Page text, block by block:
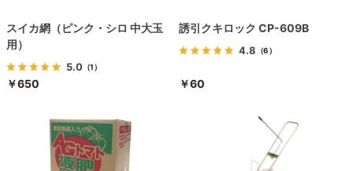
スイカ網（ピンク・シロ 中大玉
用）
5.0 （1）
￥650
誘引クキロック CP-609B
4.8 （6）
￥60